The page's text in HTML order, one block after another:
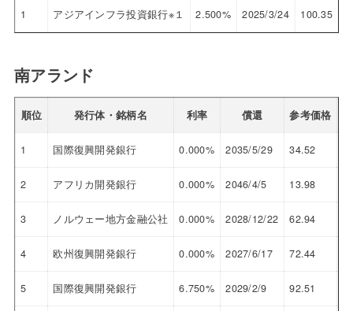
1 アジアインフラ投資銀行※１ 2.500% 2025/3/24 100.35
南アランド
順位 発行体・銘柄名 利率 償還 参考価格
1 国際復興開発銀行 0.000% 2035/5/29 34.52
2 アフリカ開発銀行 0.000% 2046/4/5 13.98
3 ノルウェー地方金融公社 0.000% 2028/12/22 62.94
4 欧州復興開発銀行 0.000% 2027/6/17 72.44
5 国際復興開発銀行 6.750% 2029/2/9 92.51